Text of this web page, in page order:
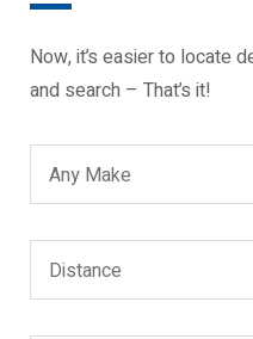
Now, it’s easier to locate
and search – That’s it!
Any Make
Distance